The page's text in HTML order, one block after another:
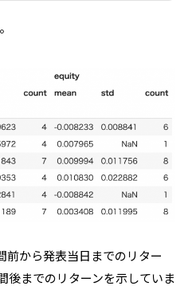
から発表当日までのリター
後までのリターンを示していま